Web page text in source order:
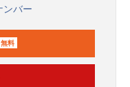
ンバー
無料